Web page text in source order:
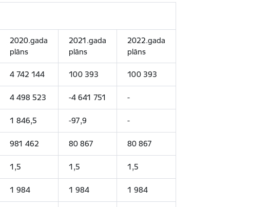
2020.gada
plāns
2021.gada
plāns
2022.gada
plāns
4 742 144 100 393 100 393
4 498 523 -4 641 751 -
1 846,5 -97,9 -
981 462 80 867 80 867
1,5 1,5 1,5
1 984 1 984 1 984